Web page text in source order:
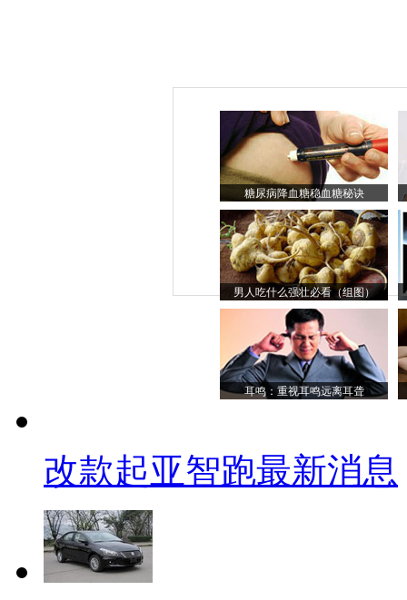
糖尿病降血糖稳血糖秘诀
男人吃什么强壮必看（组图）
耳鸣：重视耳鸣远离耳聋
改款起亚智跑最新消息